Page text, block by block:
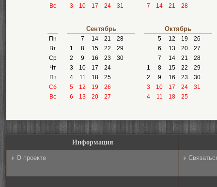
Вс
3
10 17 24 31
7
14 21 28
Пн
Вт
Ср
Чт
Пт
Сб
Вс
Сентябрь
7 14 21
28
1
8 15 22
29
2
9 16 23
30
3
10 17
24
4
11 18
25
5
12 19
26
6
13 20 27
Октябрь
5 12 19
26
6
13 20
27
7
14 21
28
1
8 15 22
29
2
9 16 23
30
3
10 17 24
31
4
11 18 25
Информация
О проекте